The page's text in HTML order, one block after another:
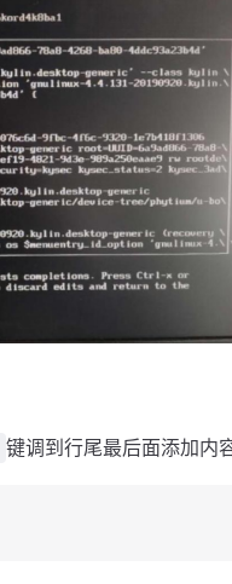
键调到行尾最后面添加内